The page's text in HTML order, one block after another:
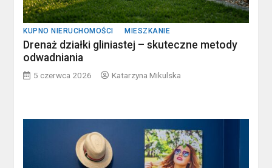
KUPNO NIERUCHOMOŚCI MIESZKANIE
Drenaż działki gliniastej – skuteczne metody
odwadniania
5 czerwca 2026 Katarzyna Mikulska